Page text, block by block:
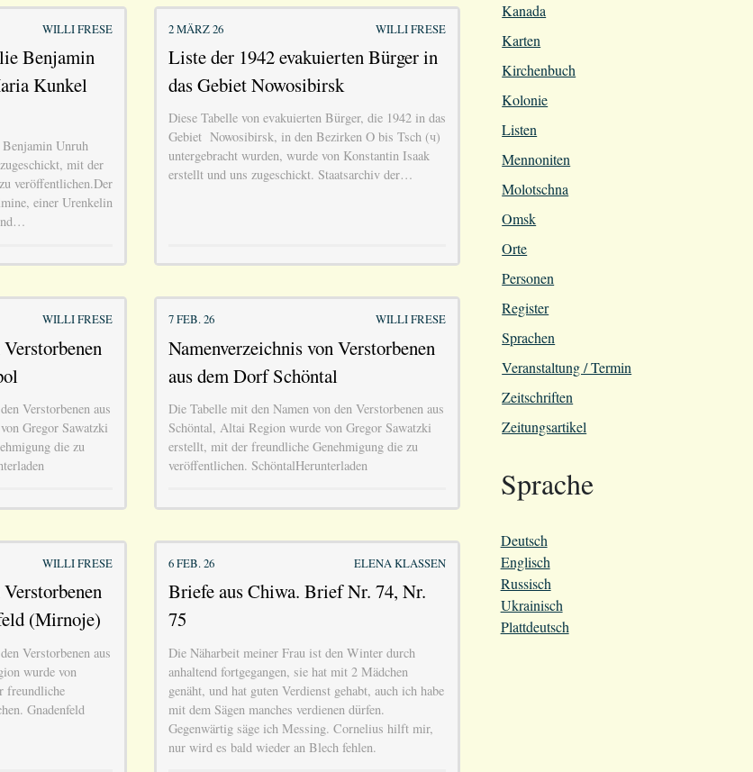
WILLI FRESE
Benjamin
Kunkel
Benjamin Unruh
mit der
veröffentlichen.Der
einer Urenkelin
2 MÄRZ 26 WILLI FRESE
Liste der 1942 evakuierten Bürger in
das Gebiet Nowosibirsk
Diese Tabelle von evakuierten Bürger, die 1942 in das
Gebiet Nowosibirsk, in den Bezirken O bis Tsch (ч)
untergebracht wurden, wurde von Konstantin Isaak
erstellt und uns zugeschickt. Staatsarchiv der…
WILLI FRESE
Verstorbenen aus
Gregor Sawatzki
die zu
7 FEB. 26 WILLI FRESE
Namenverzeichnis von Verstorbenen
aus dem Dorf Schöntal
Die Tabelle mit den Namen von den Verstorbenen aus
Schöntal, Altai Region wurde von Gregor Sawatzki
erstellt, mit der freundliche Genehmigung die zu
veröffentlichen. SchöntalHerunterladen
WILLI FRESE
(Mirnoje)
Verstorbenen aus
wurde von
freundliche
Gnadenfeld
6 FEB. 26 ELENA KLASSEN
Briefe aus Chiwa. Brief Nr. 74, Nr.
75
Die Näharbeit meiner Frau ist den Winter durch
anhaltend fortgegangen, sie hat mit 2 Mädchen
genäht, und hat guten Verdienst gehabt, auch ich habe
mit dem Sägen manches verdienen dürfen.
Gegenwärtig säge ich Messing. Cornelius hilft mir,
nur wird es bald wieder an Blech fehlen.
Kanada
Karten
Kirchenbuch
Kolonie
Listen
Mennoniten
Molotschna
Omsk
Orte
Personen
Register
Sprachen
Veranstaltung / Termin
Zeitschriften
Zeitungsartikel
Sprache
Deutsch
Englisch
Russisch
Ukrainisch
Plattdeutsch